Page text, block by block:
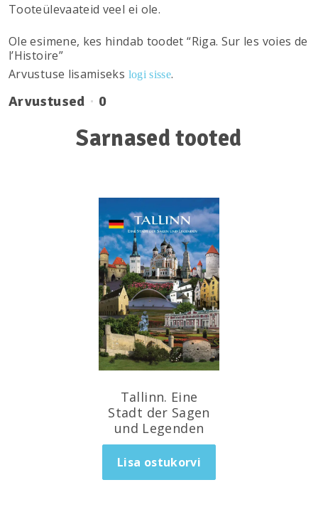
Tooteülevaateid veel ei ole.
Ole esimene, kes hindab toodet “Riga. Sur les voies de
l’Histoire”
Arvustuse lisamiseks logi sisse.
Arvustused 0
Sarnased tooted
7.00€
Tallinn. Eine
Stadt der Sagen
und Legenden
Lisa ostukorvi